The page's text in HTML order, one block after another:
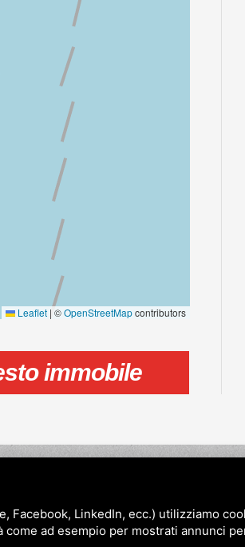
Facebook, LinkedIn, ecc.) utilizziamo
ad esempio per mostrati annunci
Leaflet | ©OpenStreetMapcontributors
immobile
villette, appartamenti al Lido di
(FE)